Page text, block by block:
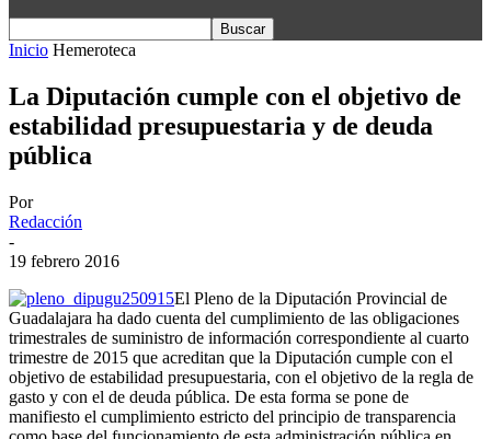
Inicio Hemeroteca
La Diputación cumple con el objetivo de
estabilidad presupuestaria y de deuda
pública
Por
Redacción
-
19 febrero 2016
El Pleno de la Diputación Provincial de
Guadalajara ha dado cuenta del cumplimiento de las obligaciones
trimestrales de suministro de información correspondiente al cuarto
trimestre de 2015 que acreditan que la Diputación cumple con el
objetivo de estabilidad presupuestaria, con el objetivo de la regla de
gasto y con el de deuda pública. De esta forma se pone de
manifiesto el cumplimiento estricto del principio de transparencia